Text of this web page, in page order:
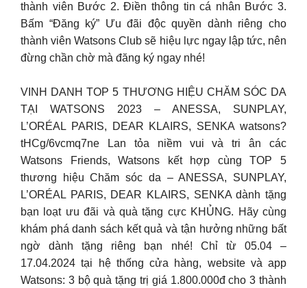
thành viên Bước 2. Điền thông tin cá nhân Bước 3.
Bấm “Đăng ký” Ưu đãi độc quyền dành riêng cho
thành viên Watsons Club sẽ hiệu lực ngay lập tức, nên
đừng chần chờ mà đăng ký ngay nhé!
VINH DANH TOP 5 THƯƠNG HIỆU CHĂM SÓC DA
TẠI WATSONS 2023 – ANESSA, SUNPLAY,
L’ORÉAL PARIS, DEAR KLAIRS, SENKA watsons?
tHCg/6vcmq7ne Lan tỏa niềm vui và tri ân các
Watsons Friends, Watsons kết hợp cùng TOP 5
thương hiệu Chăm sóc da – ANESSA, SUNPLAY,
L’ORÉAL PARIS, DEAR KLAIRS, SENKA dành tặng
bạn loạt ưu đãi và quà tặng cực KHỦNG. Hãy cùng
khám phá danh sách kết quả và tận hưởng những bất
ngờ dành tặng riêng bạn nhé! Chỉ từ 05.04 –
17.04.2024 tại hệ thống cửa hàng, website và app
Watsons: 3 bộ quà tặng trị giá 1.800.000đ cho 3 thành